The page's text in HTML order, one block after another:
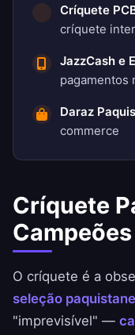
Críquete
críquete
JazzCash e
pagamentos
Daraz
commerce
Críquete
O críquete é a
seleção
"imprevisível" —